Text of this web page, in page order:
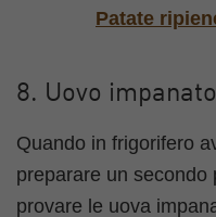
Patate
8. Uovo impanato
Quando in frigorifero
preparare un secondo
provare le uova